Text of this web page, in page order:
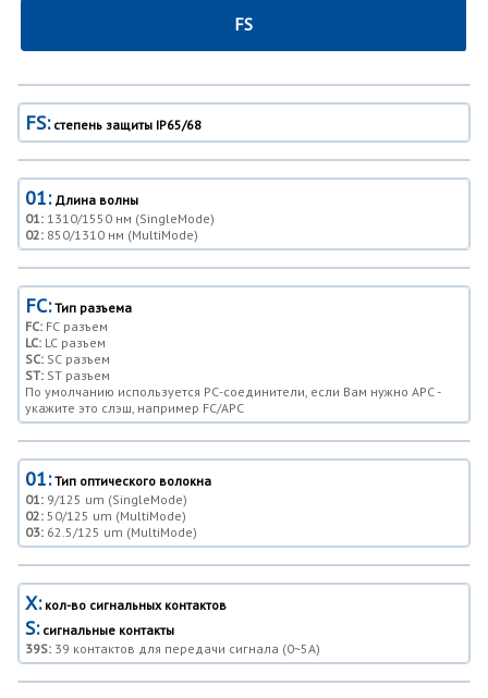
FS
FS:степень защиты IP65/68
01: Длина волны
01: 1310/1550 нм (SingleMode)
02: 850/1310 нм (MultiMode)
FC: Тип разъема
FC: FC разъем
LC: LC разъем
SC: SC разъем
ST: ST разъем
По умолчанию используется РС-соединители, если Вам нужно APC -
укажите это слэш, например FC/APC
01: Тип оптического волокна
01: 9/125 um (SingleMode)
02: 50/125 um (MultiMode)
03: 62.5/125 um (MultiMode)
X: кол-во сигнальных контактов
S: сигнальные контакты
39S: 39 контактов для передачи сигнала (0~5A)